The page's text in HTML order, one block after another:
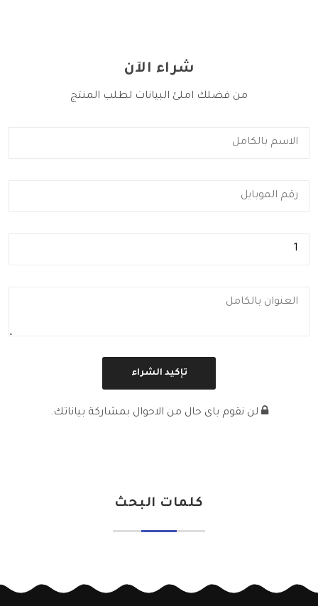
شراء الآن
من فضلك املئ البيانات لطلب المنتج
لن نقوم باى حال من الاحوال بمشاركة بياناتك.
كلمات البحث